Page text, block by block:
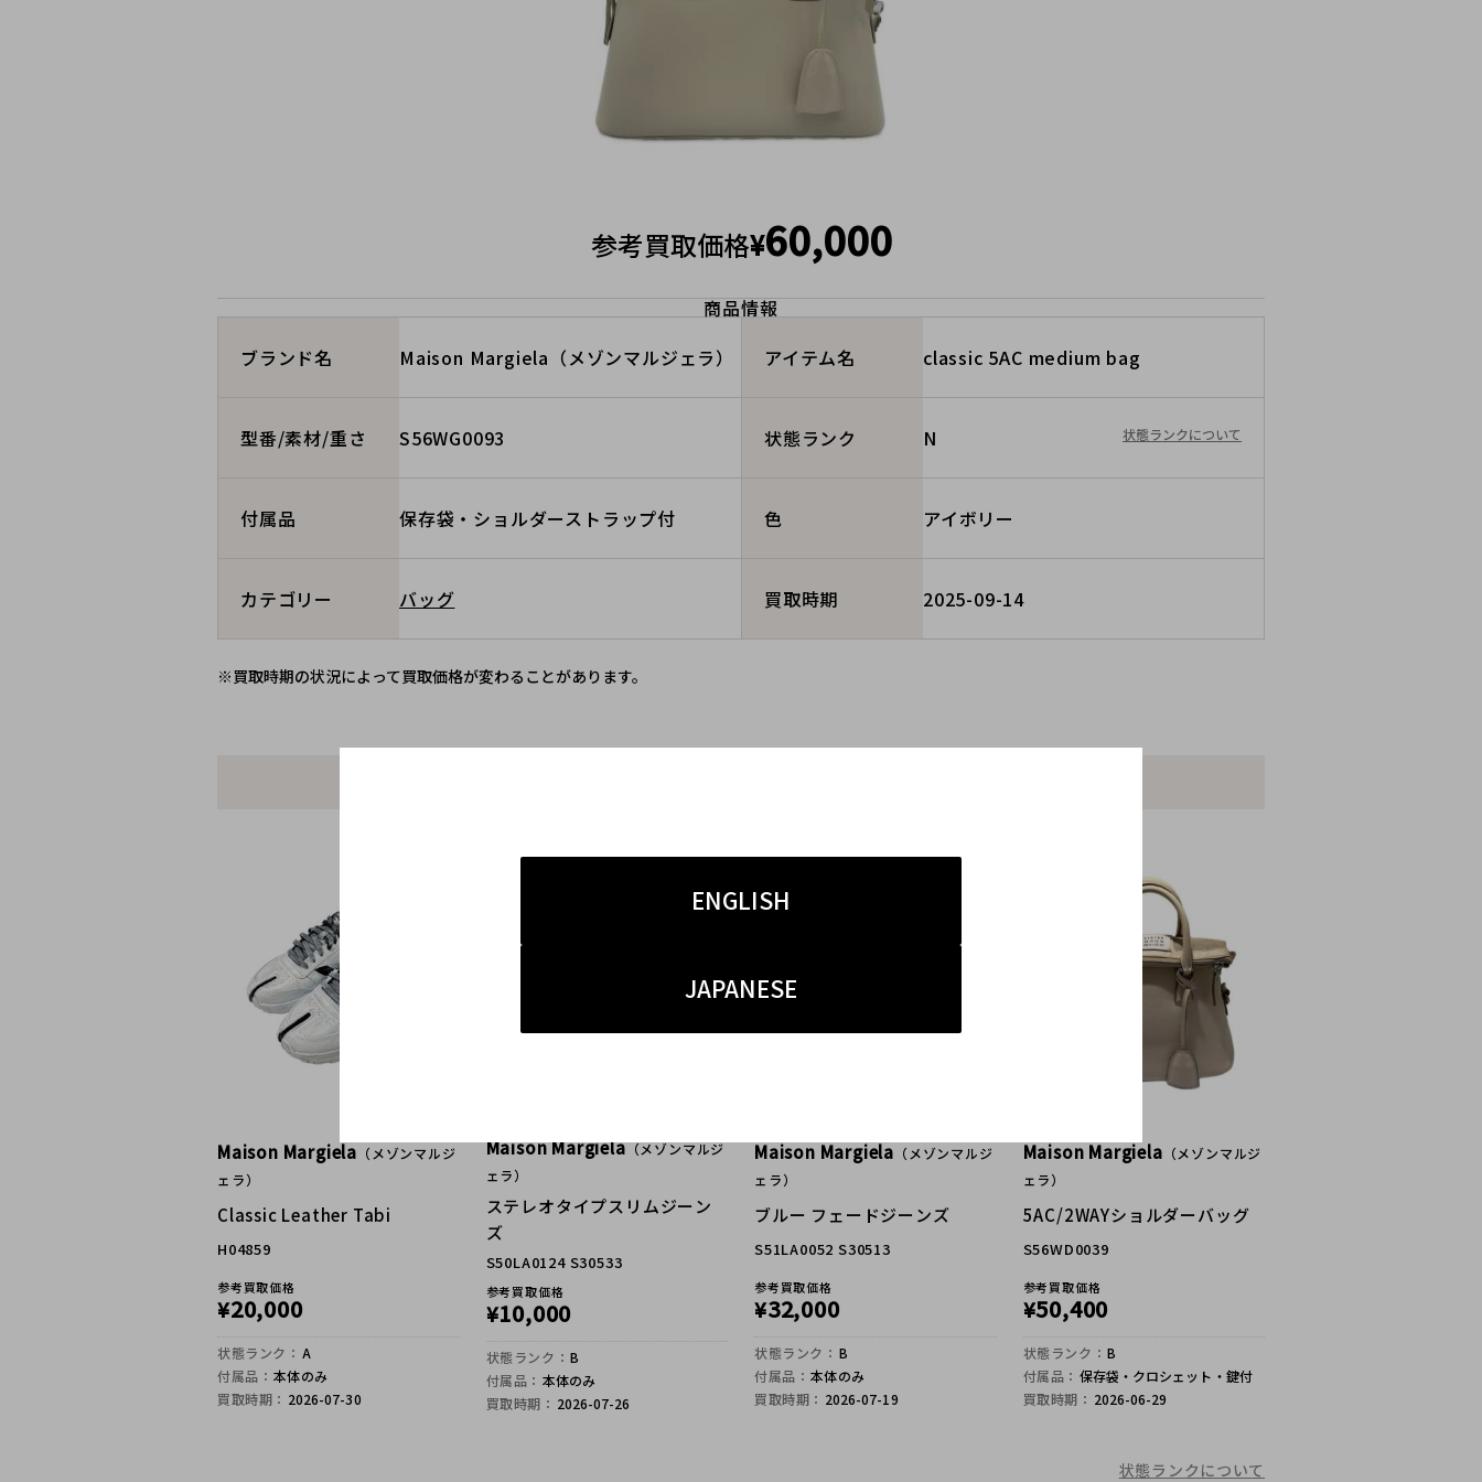
ENGLISH
JAPANESE
参考買取価格¥60,000
商品情報
ブランド名
Maison Margiela（メゾンマルジェラ） アイテム名 classic 5AC medium bag
型番/素材/重さ S56WG0093 状態ランク N 状態ランクについて
付属品 保存袋・ショルダーストラップ付 色 アイボリー
カテゴリー バッグ 買取時期 2025-09-14
※買取時期の状況によって買取価格が変わることがあります。
Maison Margiela （メゾンマルジ
ェラ）
Classic Leather Tabi
H04859
参考買取価格
¥20,000
状態ランク： A
付属品： 本体のみ
買取時期： 2026-07-30
Maison Margiela（メゾンマルジ
ェラ）
ステレオタイプスリムジーン
ズ
S50LA0124 S30533
参考買取価格
¥10,000
状態ランク： B
付属品： 本体のみ
買取時期： 2026-07-26
Maison Margiela （メゾンマルジ
ェラ）
ブルー フェードジーンズ
S51LA0052 S30513
参考買取価格
¥32,000
状態ランク： B
付属品： 本体のみ
買取時期： 2026-07-19
Maison Margiela （メゾンマルジ
ェラ）
5AC/2WAYショルダーバッグ
S56WD0039
参考買取価格
¥50,400
状態ランク： B
付属品： 保存袋・クロシェット・鍵付
買取時期： 2026-06-29
状態ランクについて